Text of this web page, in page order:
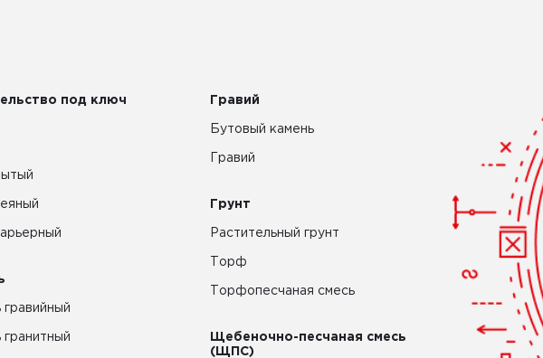
под ключ Гравий
Бутовый камень
Гравий
Грунт
Растительный грунт
Торф
Торфопесчаная смесь
Щебеночно-песчаная смесь
(ЩПС)